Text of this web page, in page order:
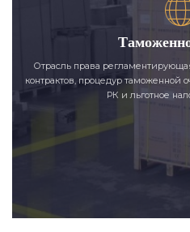
Отрасль права
контрактов, процедур таможенной
РК и льготное